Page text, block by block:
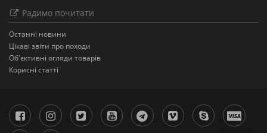
Радимо почитати
Останнi новини
Цікаві звіти про походи
Об'єктивні огляди товарів
Корисні статті